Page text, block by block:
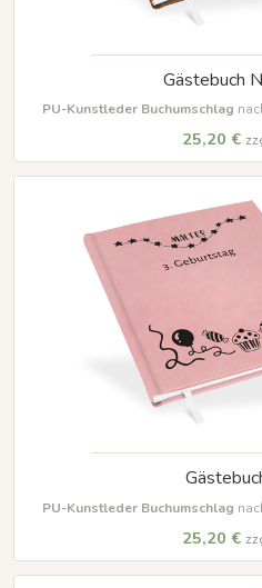
Gästebuch
PU-Kunstleder Buchumschlag
25,20 €
PU-Kunstleder Buchumschlag
25,20 €